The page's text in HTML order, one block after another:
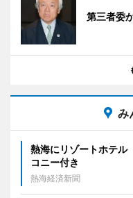
第三者委
み
熱海にリゾートホテ
コニー付き
熱海経済新聞